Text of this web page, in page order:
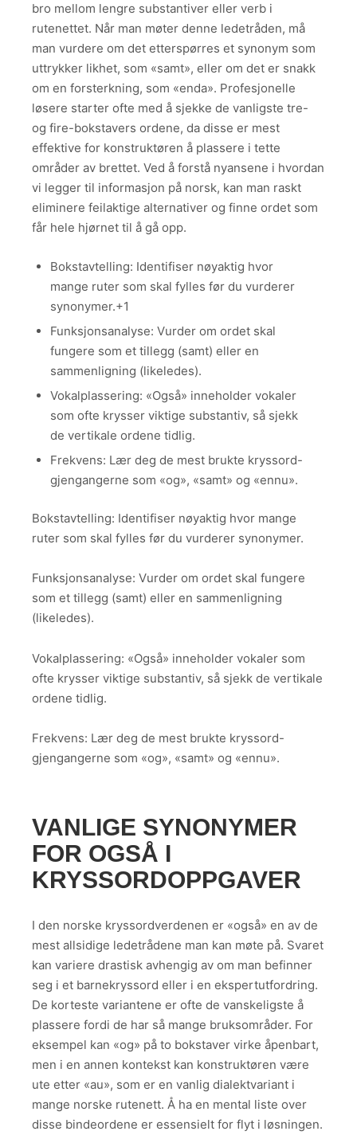
bro mellom lengre substantiver eller verb i
rutenettet. Når man møter denne ledetråden, må
man vurdere om det etterspørres et synonym som
uttrykker likhet, som «samt», eller om det er snakk
om en forsterkning, som «enda». Profesjonelle
løsere starter ofte med å sjekke de vanligste tre-
og fire-bokstavers ordene, da disse er mest
effektive for konstruktøren å plassere i tette
områder av brettet. Ved å forstå nyansene i hvordan
vi legger til informasjon på norsk, kan man raskt
eliminere feilaktige alternativer og finne ordet som
får hele hjørnet til å gå opp.
Bokstavtelling: Identifiser nøyaktig hvor
mange ruter som skal fylles før du vurderer
synonymer.+1
Funksjonsanalyse: Vurder om ordet skal
fungere som et tillegg (samt) eller en
sammenligning (likeledes).
Vokalplassering: «Også» inneholder vokaler
som ofte krysser viktige substantiv, så sjekk
de vertikale ordene tidlig.
Frekvens: Lær deg de mest brukte kryssord-
gjengangerne som «og», «samt» og «ennu».
Bokstavtelling: Identifiser nøyaktig hvor mange
ruter som skal fylles før du vurderer synonymer.
Funksjonsanalyse: Vurder om ordet skal fungere
som et tillegg (samt) eller en sammenligning
(likeledes).
Vokalplassering: «Også» inneholder vokaler som
ofte krysser viktige substantiv, så sjekk de vertikale
ordene tidlig.
Frekvens: Lær deg de mest brukte kryssord-
gjengangerne som «og», «samt» og «ennu».
VANLIGE SYNONYMER
FOR OGSÅ I
KRYSSORDOPPGAVER
I den norske kryssordverdenen er «også» en av de
mest allsidige ledetrådene man kan møte på. Svaret
kan variere drastisk avhengig av om man befinner
seg i et barnekryssord eller i en ekspertutfordring.
De korteste variantene er ofte de vanskeligste å
plassere fordi de har så mange bruksområder. For
eksempel kan «og» på to bokstaver virke åpenbart,
men i en annen kontekst kan konstruktøren være
ute etter «au», som er en vanlig dialektvariant i
mange norske rutenett. Å ha en mental liste over
disse bindeordene er essensielt for flyt i løsningen.